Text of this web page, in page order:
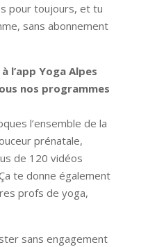
pour toujours, et tu
sans abonnement
l’app Yoga Alpes
nos programmes
l’ensemble de la
prénatale,
de 120 vidéos
te donne également
profs de yoga,
sans engagement